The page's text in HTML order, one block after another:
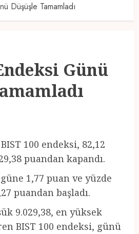
Düşüşle Tamamladı
Günü
100 endeksi, 82,12
puandan kapandı.
1,77 puan ve yüzde
puandan başladı.
9.029,38, en yüksek
BIST 100 endeksi, günü